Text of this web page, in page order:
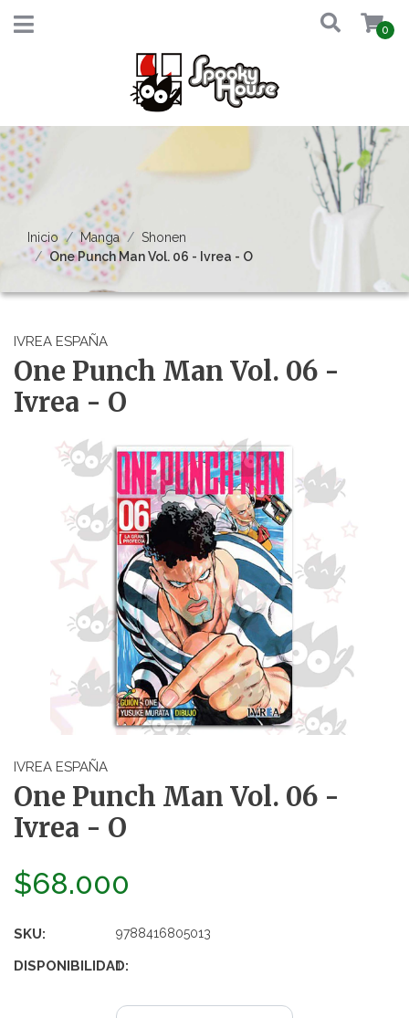
0
Inicio Manga
Shonen
One Punch Man Vol. 06 - Ivrea - O
IVREA ESPAÑA
One Punch Man Vol. 06 -
Ivrea - O
IVREA ESPAÑA
One Punch Man Vol. 06 -
Ivrea - O
$68.000
SKU: 9788416805013
DISPONIBILIDAD:
1